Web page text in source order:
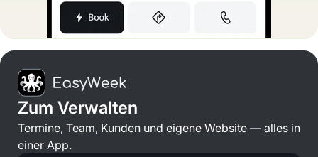
Zum Verwalten
Termine, Team, Kunden und eigene Website — alles in
einer App.